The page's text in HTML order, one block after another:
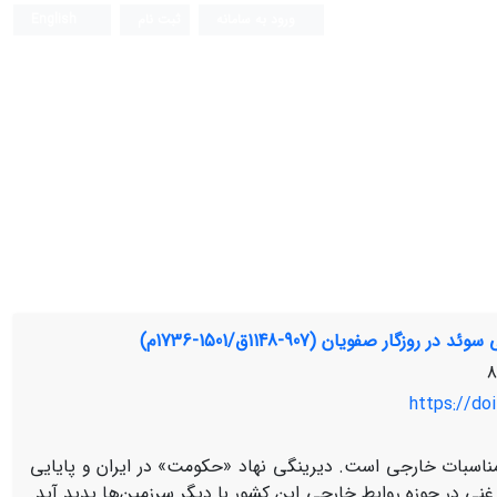
صفویان (907-1148ق/1501-1736م)
https://
خارجی است. دیرینگی نهاد «حکومت» در ایران و پایایی